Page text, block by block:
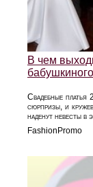
В чем
Свадебные
сюрпризы, и
наденут невесты в
FashionPromo